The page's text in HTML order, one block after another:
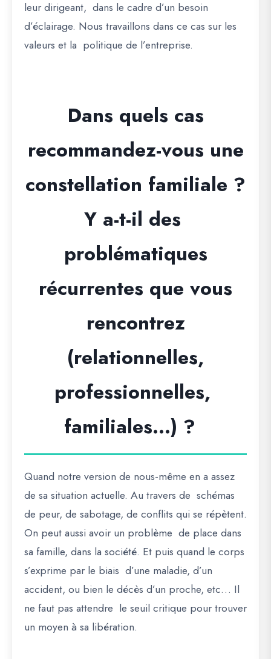
leur dirigeant, dans le cadre d’un besoin
d’éclairage. Nous travaillons dans ce cas sur les
valeurs et la politique de l’entreprise.
Dans quels cas
recommandez-vous une
constellation familiale ?
Y a-t-il des
problématiques
récurrentes que vous
rencontrez
(relationnelles,
professionnelles,
familiales...) ?
Quand notre version de nous-même en a assez
de sa situation actuelle. Au travers de schémas
de peur, de sabotage, de conflits qui se répètent.
On peut aussi avoir un problème de place dans
sa famille, dans la société. Et puis quand le corps
s’exprime par le biais d’une maladie, d’un
accident, ou bien le décès d’un proche, etc… Il
ne faut pas attendre le seuil critique pour trouver
un moyen à sa libération.